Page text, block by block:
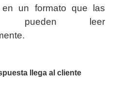
en un formato que las
pueden leer
llega al cliente